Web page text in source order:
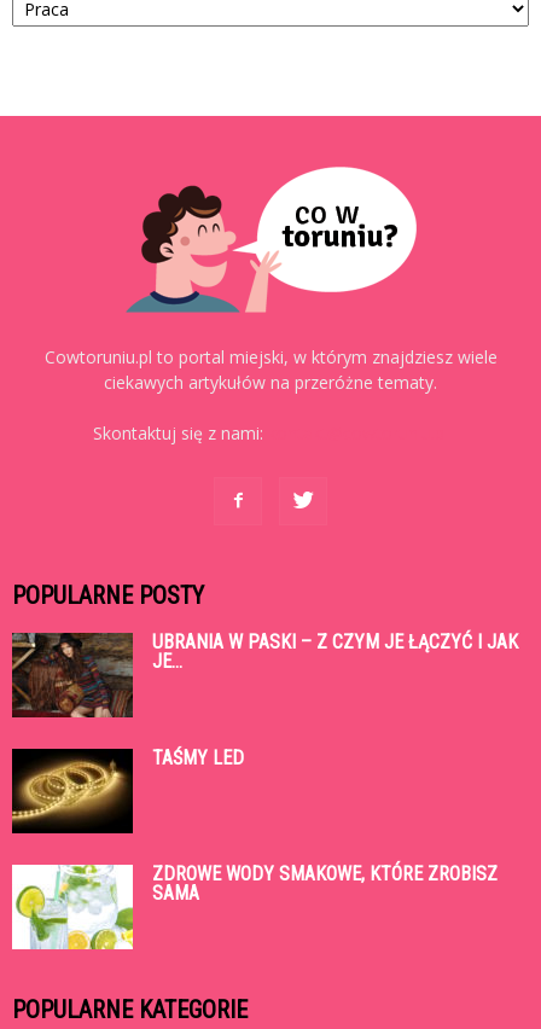
Cowtoruniu.pl to portal miejski, w którym znajdziesz wiele
ciekawych artykułów na przeróżne tematy.
Skontaktuj się z nami:
POPULARNE POSTY
UBRANIA W PASKI – Z CZYM JE ŁĄCZYĆ I JAK
JE...
TAŚMY LED
ZDROWE WODY SMAKOWE, KTÓRE ZROBISZ
SAMA
POPULARNE KATEGORIE